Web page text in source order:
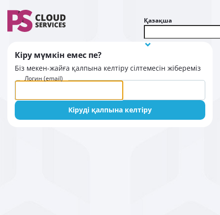
Қазақша
Кіру мүмкін емес пе?
Біз мекен-жайға қалпына келтіру сілтемесін жібереміз
Логин (email)
Кіруді қалпына келтіру